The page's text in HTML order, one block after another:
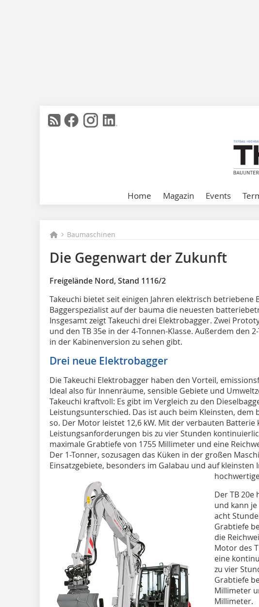
Home Magazin Events
Baumaschinen
Die Gegenwart der Zukunft
Freigelände Nord, Stand 1116/2
Takeuchi bietet seit einigen Jahren elektrisch betriebene
Baggerspezialist auf der bauma die neuesten
Insgesamt zeigt Takeuchi drei Elektrobagger. Zwei
und den TB 35e in der 4-Tonnen-Klasse. Außerdem den
in der Kabinenversion zu sehen gibt.
Drei neue Elektrobagger
Die Takeuchi Elektrobagger haben den Vorteil,
Ideal also für Innenräume, sensible Gebiete und
Takeuchi kraftvoll: Es gibt im Vergleich zu den
Leistungsunterschied. Das ist auch beim Kleinsten, dem
so. Der Motor leistet 12,6 kW. Mit der verbauten Batterie
Leistungsanforderungen bis zu vier Stunden
maximale Grabtiefe von 1755 Millimeter und eine
Der 1-Tonner, sozusagen das Küken in der großen
Einsatzgebiete, besonders im Galabau und auf
Der TB 20e
und kann
acht
Grabtiefe
die
Motor des
eine
zu vier
Grabtiefe
Millimeter
Millimeter.